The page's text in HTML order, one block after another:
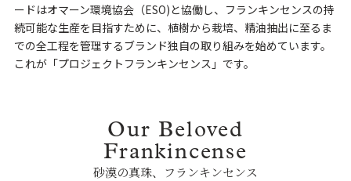
ードはオマーン環境協会（ESO)と協働し、フランキンセンスの持
続可能な生産を目指すために、植樹から栽培、精油抽出に至るま
での全工程を管理するブランド独自の取り組みを始めています。
これが「プロジェクトフランキンセンス」です。
Our Beloved
Frankincense
砂漠の真珠、フランキンセンス